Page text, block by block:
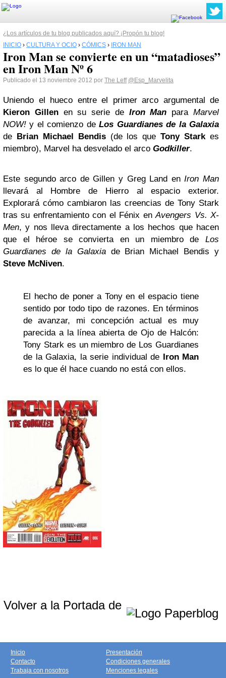
¿Los artículos de tu blog publicados aquí? ¡Propón tu blog!
INICIO › CULTURA Y OCIO › CÓMICS › IRON MAN
Iron Man se convierte en un “matadioses”
en Iron Man Nº 6
Publicado el 13 noviembre 2012 por The Leff @Esp_Marvelita
Uniendo el hueco entre el primer arco argumental de
Kieron Gillenen su serie de Iron Man paraMarvel
NOW! y el comienzo deLos Guardianes de la Galaxia
de Brian Michael Bendis(de los queTony Starkes
miembro), Marvel ha desvelado el arco Godkiller.
Este segundo arco de Gillen y Greg Land enIron Man
llevará al Hombre de Hierro al espacio exterior.
Explorará cómo cambiaron las creencias de Tony Stark
tras su enfrentamiento con el Fénix enAvengers Vs. X-
Men, y nos lleva directamente a los hechos que hacen
que el héroe se convierta en un miembro de Los
Guardianes de la Galaxiade Brian Michael Bendis y
Steve McNiven.
El hecho de poner a Tony en el espacio tiene
sentido por todo tipo de razones. En términos
de avanzar, mi concepción actual es muy
parecida a la línea abierta de Ojo de Halcón:
Tony Stark es un miembro de Los Guardianes
de la Galaxia, la serie individual de Iron Man
es lo que él hace cuando no está con ellos.
Volver a la Portada de
Inicio
Contacto
Trabaja con nosotros
Presentación
Condiciones generales
Menciones legales